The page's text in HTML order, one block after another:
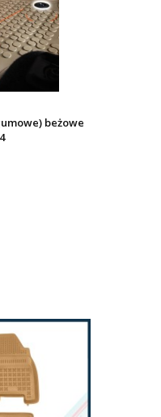
beżowe